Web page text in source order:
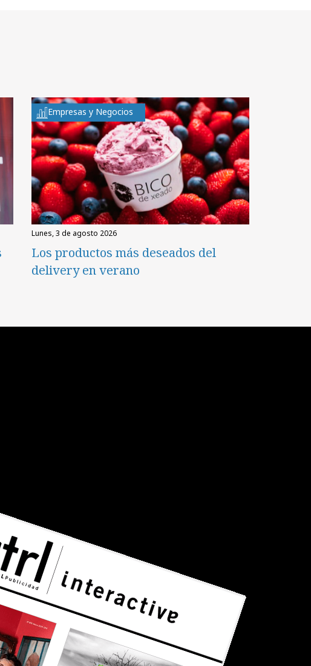
Empresas y Negocios
lunes, 3 de agosto 2026
Los productos más deseados del
delivery en verano